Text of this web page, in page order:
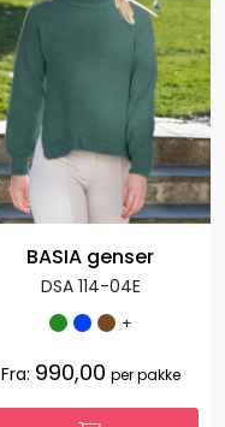
BASIA genser
DSA 114-04E
+
Fra: 990,00 per pakke